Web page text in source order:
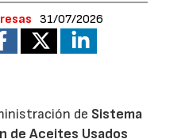
31/07/2026
de Sistema
de Aceites Usados